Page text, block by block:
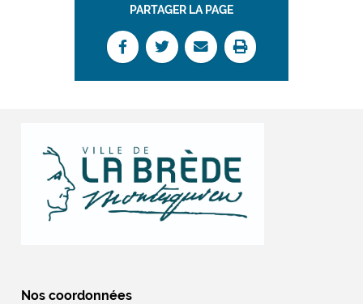
PARTAGER LA PAGE
Nos coordonnées